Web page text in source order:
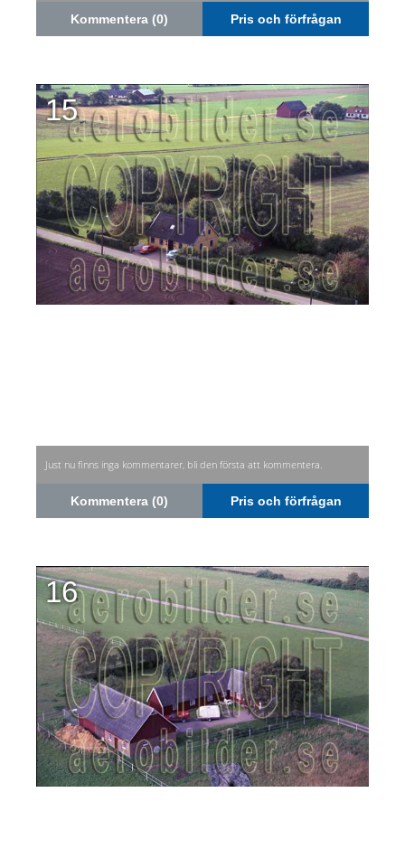
Kommentera (0) Pris och förfrågan
15
Just nu finns inga kommentarer, bli den första att kommentera.
Kommentera (0) Pris och förfrågan
16